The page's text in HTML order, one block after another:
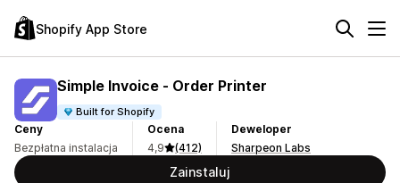
Shopify App Store
Simple Invoice ‑ Order Printer
Built for Shopify
Ceny
Bezpłatna instalacja
Ocena
4,9
(412)
Deweloper
Sharpeon Labs
Zainstaluj